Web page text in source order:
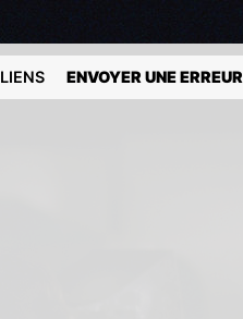
LIENS ENVOYER UNE ERREUR